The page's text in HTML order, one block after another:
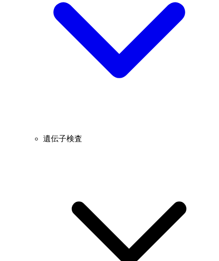
遺伝子検査